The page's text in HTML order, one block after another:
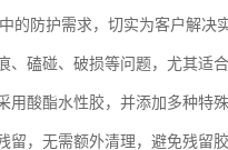
的防护需求，切实为客户解决
、磕碰、破损等问题，尤其适
用酸酯水性胶，并添加多种特
留，无需额外清理，避免残留